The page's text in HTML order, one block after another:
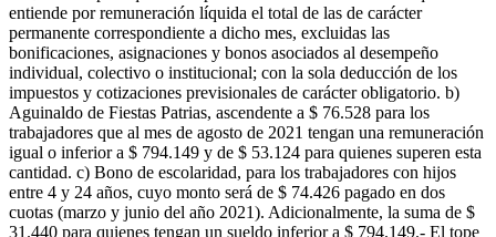
entiende por remuneración líquida el total de las de carácter
permanente correspondiente a dicho mes, excluidas las
bonificaciones, asignaciones y bonos asociados al desempeño
individual, colectivo o institucional; con la sola deducción de los
impuestos y cotizaciones previsionales de carácter obligatorio. b)
Aguinaldo de Fiestas Patrias, ascendente a $ 76.528 para los
trabajadores que al mes de agosto de 2021 tengan una remuneración
igual o inferior a $ 794.149 y de $ 53.124 para quienes superen esta
cantidad. c) Bono de escolaridad, para los trabajadores con hijos
entre 4 y 24 años, cuyo monto será de $ 74.426 pagado en dos
cuotas (marzo y junio del año 2021). Adicionalmente, la suma de $
31.440 para quienes tengan un sueldo inferior a $ 794.149.- El tope